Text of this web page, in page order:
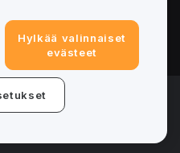
pidätetään.
Hylkää valinnaiset
evästeet